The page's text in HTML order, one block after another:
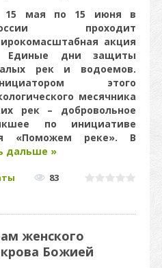
15 мая по 15 июня в
проходит
акция
Единые дни защиты
рек и водоемов.
этого
месячника
рек – добровольное
по инициативе
«Поможем реке». В
дальше »
83
женского
Божией